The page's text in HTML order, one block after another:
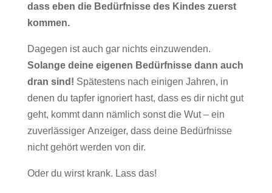
dass eben die Bedürfnisse des Kindes zuerst
kommen.
Dagegen ist auch gar nichts einzuwenden.
Solange deine eigenen Bedürfnisse dann auch
dran sind! Spätestens nach einigen Jahren, in
denen du tapfer ignoriert hast, dass es dir nicht gut
geht, kommt dann nämlich sonst die Wut – ein
zuverlässiger Anzeiger, dass deine Bedürfnisse
nicht gehört werden von dir.
Oder du wirst krank. Lass das!